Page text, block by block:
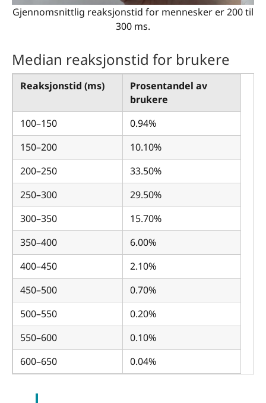
Gjennomsnittlig reaksjonstid for mennesker er 200 til
300 ms.
Median reaksjonstid for brukere
Reaksjonstid (ms)
Prosentandel av
brukere
100–150
0.94%
150–200
10.10%
200–250
33.50%
250–300
29.50%
300–350
15.70%
350–400
6.00%
400–450
2.10%
450–500
0.70%
500–550
0.20%
550–600
0.10%
600–650
0.04%